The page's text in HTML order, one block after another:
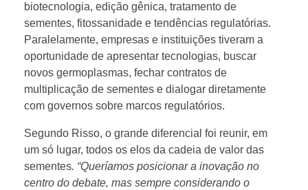
m
e
n
t
e
biotecnologia, edição gênica, tratamento de
sementes, fitossanidade e tendências regulatórias.
Paralelamente, empresas e instituições tiveram a
oportunidade de apresentar tecnologias, buscar
novos germoplasmas, fechar contratos de
multiplicação de sementes e dialogar diretamente
com governos sobre marcos regulatórios.
Segundo Risso, o grande diferencial foi reunir, em
um só lugar, todos os elos da cadeia de valor das
sementes. “Queríamos posicionar a inovação no
centro do debate, mas sempre considerando o